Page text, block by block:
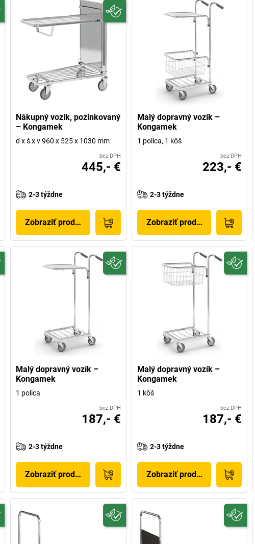
Nákupný vozík, pozinkovaný
– Kongamek
d x š x v 960 x 525 x 1030 mm
bez DPH
445,- €
2-3 týždne
Zobraziť produkt
Malý dopravný vozík –
Kongamek
1 polica, 1 kôš
bez DPH
223,- €
2-3 týždne
Zobraziť produkt
Malý dopravný vozík –
Kongamek
1 polica
bez DPH
187,- €
2-3 týždne
Zobraziť produkt
Malý dopravný vozík –
Kongamek
1 kôš
bez DPH
187,- €
2-3 týždne
Zobraziť produkt